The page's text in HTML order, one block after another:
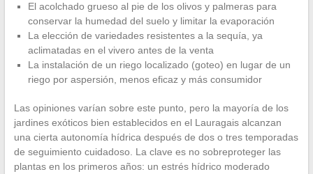
El acolchado grueso al pie de los olivos y palmeras para
conservar la humedad del suelo y limitar la evaporación
La elección de variedades resistentes a la sequía, ya
aclimatadas en el vivero antes de la venta
La instalación de un riego localizado (goteo) en lugar de un
riego por aspersión, menos eficaz y más consumidor
Las opiniones varían sobre este punto, pero la mayoría de los
jardines exóticos bien establecidos en el Lauragais alcanzan
una cierta autonomía hídrica después de dos o tres temporadas
de seguimiento cuidadoso. La clave es no sobreproteger las
plantas en los primeros años: un estrés hídrico moderado